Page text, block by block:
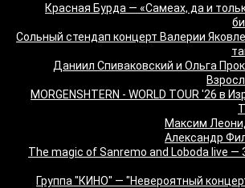
Красная Бурда — «Самеах, да и
"Сольный стендап концерт Валерии
"Даниил Спиваковский и Ольга
MORGENSHTERN - WORLD TOUR '26 в
Максим
Александр
"The magic of Sanremo and Loboda live —
Группа "КИНО" — "Невероятный